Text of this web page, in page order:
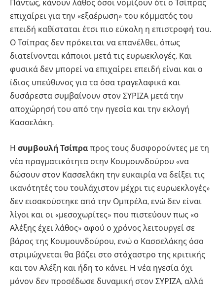
Πάντως, κάνουν λάθος όσοι νομίζουν ότι ο Τσίπρας
επιχαίρει για την «εξαέρωση» του κόμματός του
επειδή καθίσταται έτσι πιο εύκολη η επιστροφή του.
Ο Τσίπρας δεν πρόκειται να επανέλθει, όπως
διατείνονται κάποιοι μετά τις ευρωεκλογές. Και
φυσικά δεν μπορεί να επιχαίρει επειδή είναι και ο
ίδιος υπεύθυνος για τα όσα τραγελαφικά και
δυσάρεστα συμβαίνουν στον ΣΥΡΙΖΑ μετά την
αποχώρησή του από την ηγεσία και την εκλογή
Κασσελάκη.
Η συμβουλή Τσίπρα προς τους δυσφορούντες με τη
νέα πραγματικότητα στην Κουμουνδούρου «να
δώσουν στον Κασσελάκη την ευκαιρία να δείξει τις
ικανότητές του τουλάχιστον μέχρι τις ευρωεκλογές»
δεν εισακούστηκε από την Ομπρέλα, ενώ δεν είναι
λίγοι και οι «μεσοχωρίτες» που πιστεύουν πως «ο
Αλέξης έχει λάθος» αφού ο χρόνος λειτουργεί σε
βάρος της Κουμουνδούρου, ενώ ο Κασσελάκης όσο
στριμώχνεται θα βάζει στο στόχαστρο της κριτικής
και τον Αλέξη και ήδη το κάνει. Η νέα ηγεσία όχι
μόνον δεν προσέδωσε δυναμική στον ΣΥΡΙΖΑ, αλλά